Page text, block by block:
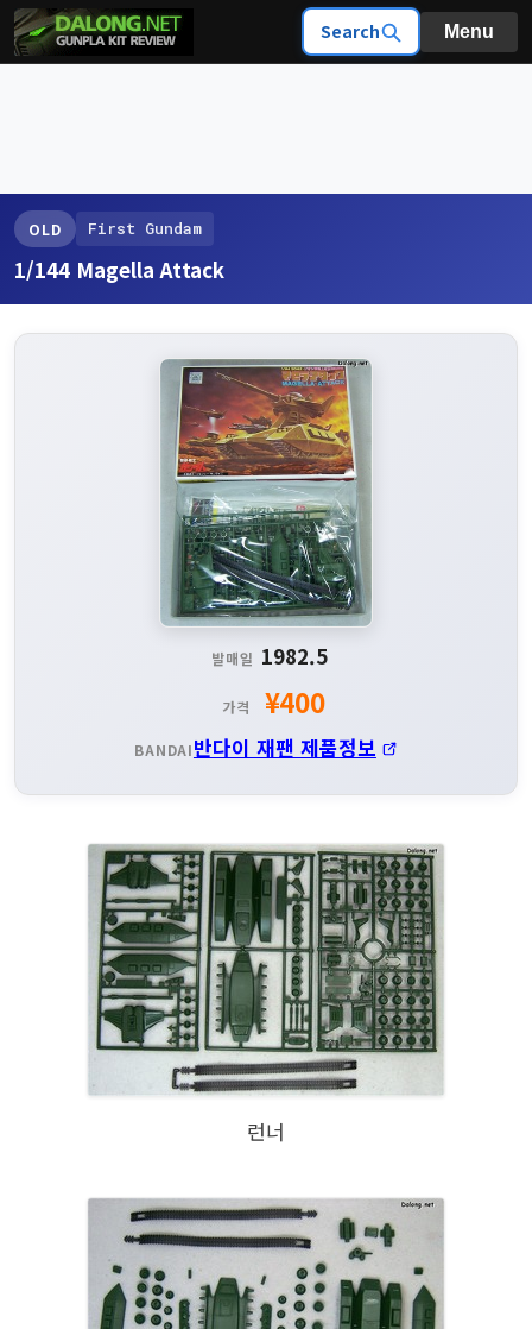
Search Menu
OLD First Gundam
1/144 Magella Attack
발매일 1982.5
가격 ¥400
BANDAI반다이 재팬 제품정보
런너